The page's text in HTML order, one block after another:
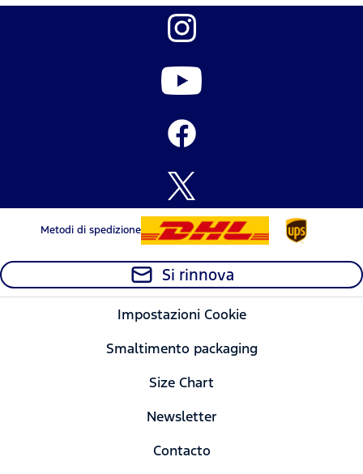
Metodi di spedizione
Si rinnova
Impostazioni Cookie
Smaltimento packaging
Size Chart
Newsletter
Contacto